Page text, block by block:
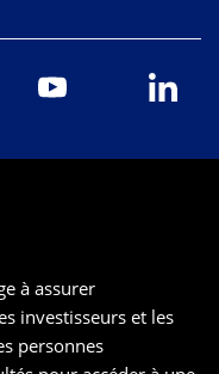
à assurer
investisseurs et les
personnes